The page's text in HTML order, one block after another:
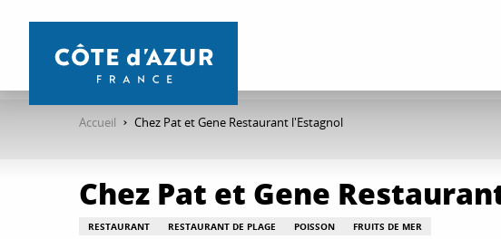
contenu
Accueil Chez Pat et Gene Restaurant l'Estagnol
Chez Pat et Gene
RESTAURANT RESTAURANT DE PLAGE POISSON FRUITS DE MER